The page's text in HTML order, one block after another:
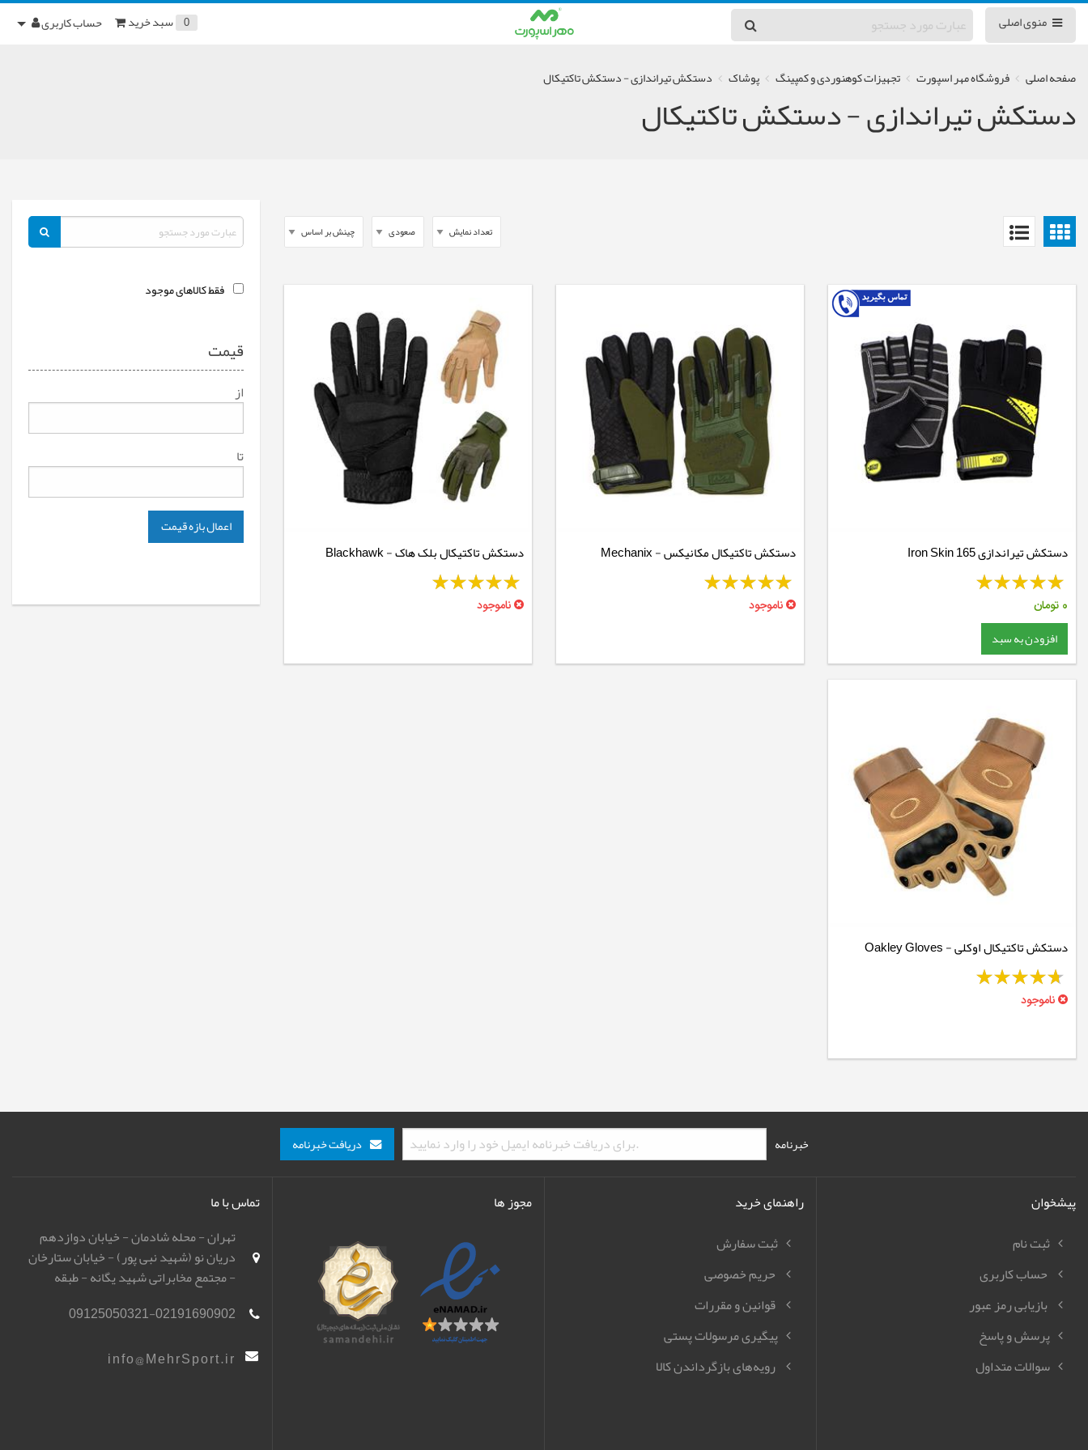
منوی اصلی حساب کاربری 0 سبد خرید
صفحه اصلی فروشگاه مهر اسپورت تجهیزات کوهنوردی و کمپینگ پوشاک دستکش تیراندازی - دستکش تاکتیکال
دستکش تیراندازی - دستکش تاکتیکال
دستکش تیراندازی Iron Skin 165
0 تومان
افزودن به سبد
دستکش تاکتیکال مکانیکس - Mechanix
Gloves
ناموجود
دستکش تاکتیکال بلک هاک - Blackhawk
Gloves
ناموجود
دستکش تاکتیکال اوکلی - Oakley Gloves
ناموجود
فقط کالاهای موجود
قیمت
از
تا
اعمال بازه قیمت
خبرنامه دریافت خبرنامه
پیشخوان
ثبت نام
حساب کاربری
بازیابی رمز عبور
پرسش و پاسخ
سوالات متداول
راهنمای خرید
ثبت سفارش
حریم خصوصی
قوانین و مقررات
پیگیری مرسولات پستی
رویه‌های بازگرداندن کالا
مجوز ها
تماس با ما
تهران - محله شادمان - خیابان دوازدهم
دریان نو (شهید نبی پور) - خیابان ستارخان
- مجتمع مخابراتی شهید یگانه - طبقه
(مهرگان)
09125050321-02191690902
info@MehrSport.ir